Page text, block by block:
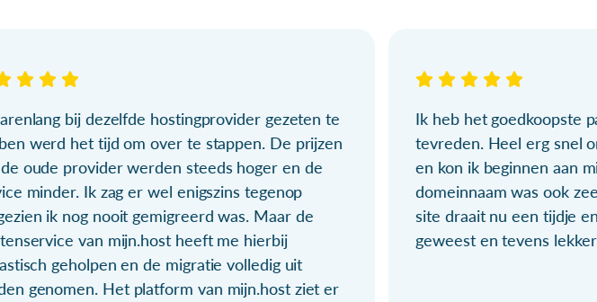
bij dezelfde hostingprovider gezeten te
werd het tijd om over te stappen. De prijzen
oude provider werden steeds hoger en de
minder. Ik zag er wel enigszins tegenop
ik nog nooit gemigreerd was. Maar de
van mijn.host heeft me hierbij
geholpen en de migratie volledig uit
genomen. Het platform van mijn.host ziet er
Ik heb het goedkoopste
tevreden. Heel erg snel
en kon ik beginnen aan
domeinnaam was ook
site draait nu een tijdje
geweest en tevens